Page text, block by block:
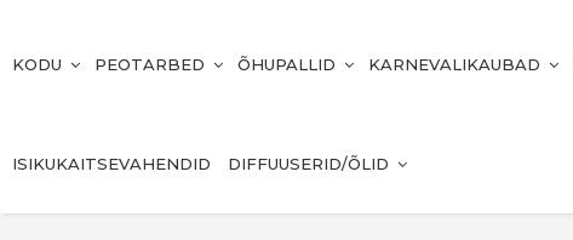
KODU PEOTARBED ÕHUPALLID KARNEVALIKAUBAD
ISIKUKAITSEVAHENDID DIFFUUSERID/ÕLID